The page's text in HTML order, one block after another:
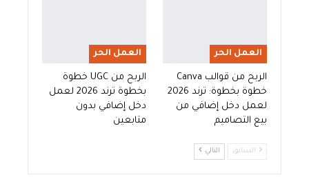
العمل الحر
الربح من قوالب Canva
خطوة بخطوة: ترند 2026
لعمل دخل إضافي من
بيع التصاميم
العمل الحر
الربح من UGC خطوة
بخطوة ترند 2026 لعمل
دخل إضافي بدون
متابعين
السابق التالي